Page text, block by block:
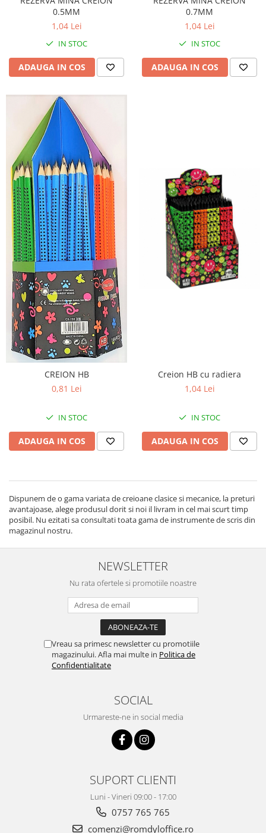
0.5MM
1,04 Lei
IN STOC
ADAUGA IN COS
0.7MM
1,04 Lei
IN STOC
ADAUGA IN COS
CREION HB
0,81 Lei
IN STOC
ADAUGA IN COS
Creion HB cu radiera
1,04 Lei
IN STOC
ADAUGA IN COS
Dispunem de o gama variata de creioane clasice si mecanice, la preturi
avantajoase, alege produsul dorit si noi il livram in cel mai scurt timp
posibil. Nu ezitati sa consultati toata gama de instrumente de scris din
magazinul nostru.
NEWSLETTER
Nu rata ofertele si promotiile noastre
Vreau sa primesc newsletter cu promotiile
magazinului. Afla mai multe in Politica de
Confidentialitate
SOCIAL
Urmareste-ne in social media
SUPORT CLIENTI
Luni - Vineri 09:00 - 17:00
0757 765 765
comenzi@romdyloffice.ro